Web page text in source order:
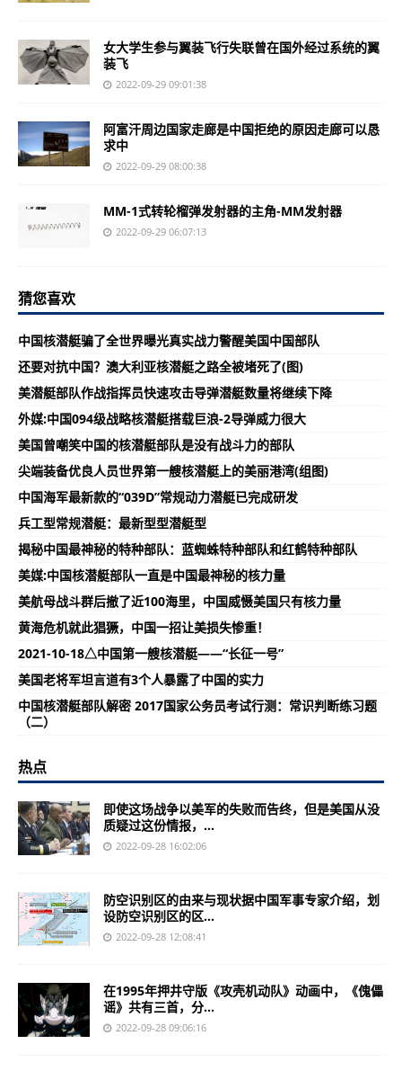
女大学生参与翼装飞行失联曾在国外经过系统的翼
装飞
2022-09-29 09:01:38
阿富汗周边国家走廊是中国拒绝的原因走廊可以恳
求中
2022-09-29 08:00:38
MM-1式转轮榴弹发射器的主角-MM发射器
2022-09-29 06:07:13
猜您喜欢
中国核潜艇骗了全世界曝光真实战力警醒美国中国部队
还要对抗中国？澳大利亚核潜艇之路全被堵死了(图)
美潜艇部队作战指挥员快速攻击导弹潜艇数量将继续下降
外媒:中国094级战略核潜艇搭载巨浪-2导弹威力很大
美国曾嘲笑中国的核潜艇部队是没有战斗力的部队
尖端装备优良人员世界第一艘核潜艇上的美丽港湾(组图)
中国海军最新款的“039D”常规动力潜艇已完成研发
兵工型常规潜艇：最新型型潜艇型
揭秘中国最神秘的特种部队：蓝蜘蛛特种部队和红鹤特种部队
美媒:中国核潜艇部队一直是中国最神秘的核力量
美航母战斗群后撤了近100海里，中国威慑美国只有核力量
黄海危机就此猖獗，中国一招让美损失惨重！
2021-10-18△中国第一艘核潜艇——“长征一号”
美国老将军坦言道有3个人暴露了中国的实力
中国核潜艇部队解密 2017国家公务员考试行测：常识判断练习题
（二）
热点
即使这场战争以美军的失败而告终，但是美国从没
质疑过这份情报，...
2022-09-28 16:02:06
防空识别区的由来与现状据中国军事专家介绍，划
设防空识别区的区...
2022-09-28 12:08:41
在1995年押井守版《攻壳机动队》动画中，《傀儡
谣》共有三首，分...
2022-09-28 09:06:16